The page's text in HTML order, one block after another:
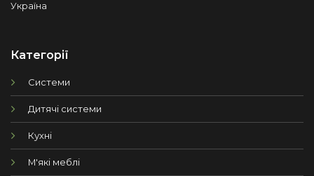
Україна
Категорії
Системи
Дитячі системи
Кухні
М'які меблі